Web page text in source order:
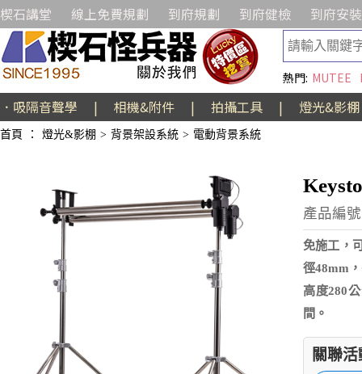
楔石講堂 線上免費規劃 到府規劃 到府健檢 到府安裝
熱門: MUTEE
．吸隔音聲學 | 相機&附件 | 拍攝工具 | 燈光&影棚
首頁 ： 燈光&影棚 > 背景架設系統 > 電動背景系統
產品編
免施工，
徑48mm
高度280
間。
關聯